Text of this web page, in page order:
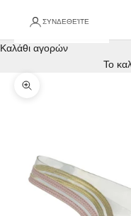
ΣΥΝΔΕΘΕΊΤΕ
Καλάθι αγορών
Το
Zoom picture